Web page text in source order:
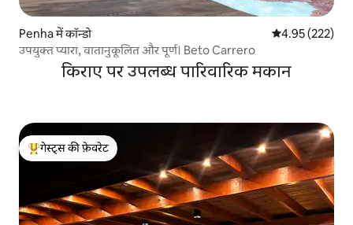
Penha में कॉन्डो औसत रेटिंग 5 में से
4.95 (222)
उपयुक्त प्यारा, वातानुकूलित और पूर्ण। Beto Carrero
किराए पर उपलब्ध पारिवारिक मकान
गेस्ट्स का टॉप फ़ेवरेट
गेस्ट्स की फ़ेवरेट